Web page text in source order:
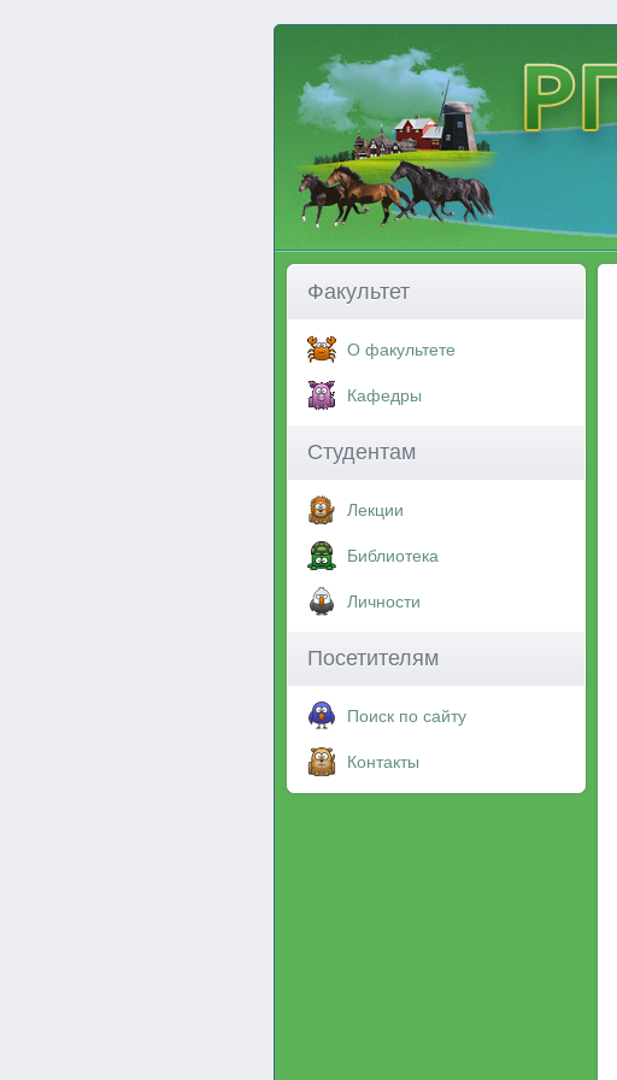
Факультет
О факультете
Кафедры
Студентам
Лекции
Библиотека
Личности
Посетителям
Поиск по сайту
Контакты